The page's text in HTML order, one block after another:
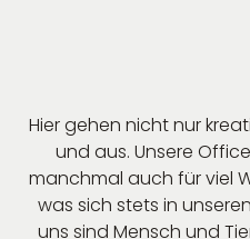
Hier gehen nicht nur
und aus. Unsere
manchmal auch für viel
was sich stets in
uns sind Mensch und